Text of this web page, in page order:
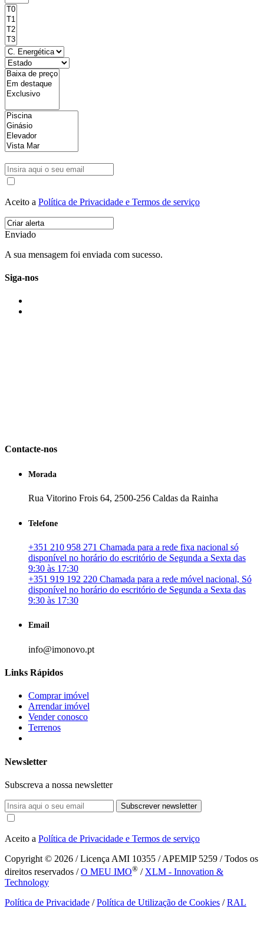
Aceito a Política de Privacidade e Termos de serviço
Enviado
A sua mensagem foi enviada com sucesso.
Siga-nos
Contacte-nos
Morada
Rua Vitorino Frois 64, 2500-256 Caldas da Rainha
Telefone
+351 210 958 271 Chamada para a rede fixa nacional só
disponível no horário do escritório de Segunda a Sexta das
9:30 às 17:30
+351 919 192 220 Chamada para a rede móvel nacional, Só
disponível no horário do escritório de Segunda a Sexta das
9:30 às 17:30
Email
info@imonovo.pt
Links Rápidos
Comprar imóvel
Arrendar imóvel
Vender conosco
Terrenos
Newsletter
Subscreva a nossa newsletter
Subscrever newsletter
Aceito a Política de Privacidade e Termos de serviço
Copyright © 2026 / Licença AMI 10355 / APEMIP 5259 / Todos os
direitos reservados /O MEU IMO® / XLM - Innovation &
Technology
Política de Privacidade /Política de Utilização de Cookies /RAL